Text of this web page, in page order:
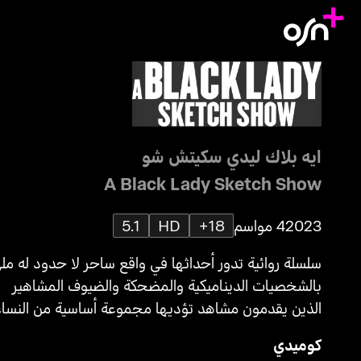
ايه بلاك ليدي سكيتش شو
A Black Lady Sketch Show
20234 مواسم 18+
HD
5.1
سلسلة روائية تدور أحداثها في واقع ساحر لا حدود له
بالشخصيات الديناميكية والمضحكة والضيوف المشاهير
الذين يقدمون مشاهد تؤديها مجموعة أساسية من
كوميدي